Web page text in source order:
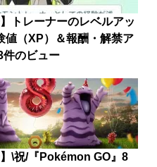
】トレーナーのレベルアッ
値（XP）＆報酬・解禁ア
件のビュー
】\祝/『Pokémon GO』8